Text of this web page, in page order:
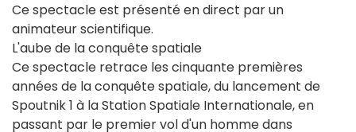
Ce spectacle est présenté en direct par un
animateur scientifique.
L'aube de la conquête spatiale
Ce spectacle retrace les cinquante premières
années de la conquête spatiale, du lancement de
Spoutnik 1 à la Station Spatiale Internationale, en
passant par le premier vol d'un homme dans